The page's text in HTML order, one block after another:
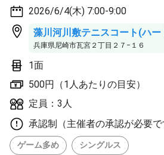
2026/6/4(木) 7:00-9:00
藻川河川敷テニスコート(ハー
兵庫県尼崎市瓦宮２丁目２７−１６
1面
500円（1人あたりの目安）
定員：3人
承認制（主催者の承認が必要で
ゲーム多め シングルス